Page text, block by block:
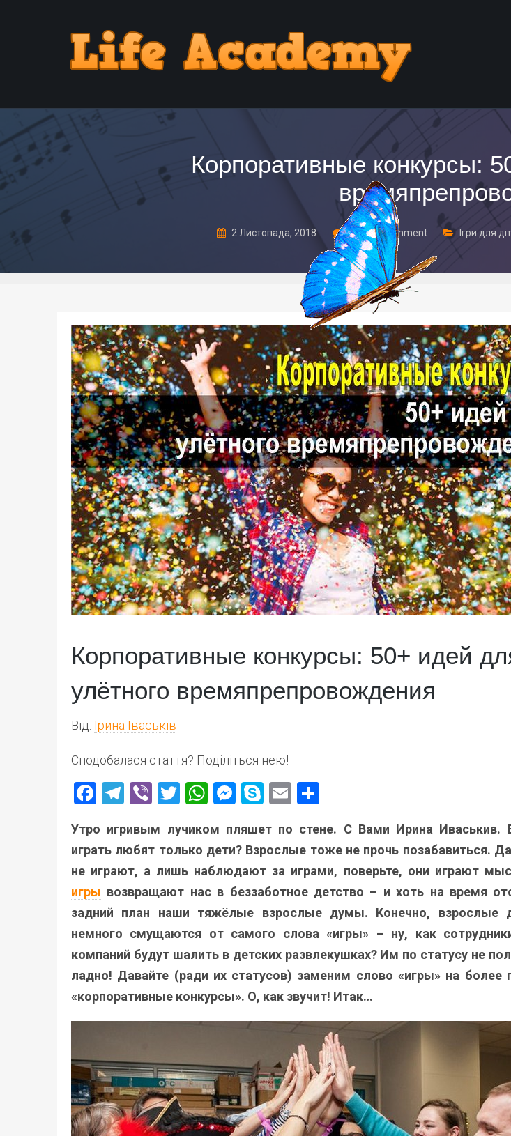
Корпоративные конкурсы:
2 Листопада, 2018 Leave a comment Ігри для
Корпоративные конкурсы: 50+ идей
улётного времяпрепровождения
Від: Ірина Іваськів
Сподобалася стаття? Поділіться нею!
Facebook
Telegram
ViberTwitter
WhatsApp
Messenger
Skype
Email
Утро игривым лучиком пляшет по стене. С Вами Ирина Иваськив.
играть любят только дети? Взрослые тоже не прочь позабавиться.
не играют, а лишь наблюдают за играми, поверьте, они играют
игры возвращают нас в беззаботное детство – и хоть на время
задний план наши тяжёлые взрослые думы. Конечно, взрослые
немного смущаются от самого слова «игры» – ну, как
компаний будут шалить в детских развлекушках? Им по статусу не
ладно! Давайте (ради их статусов) заменим слово «игры» на более
«корпоративные конкурсы». О, как звучит! Итак…